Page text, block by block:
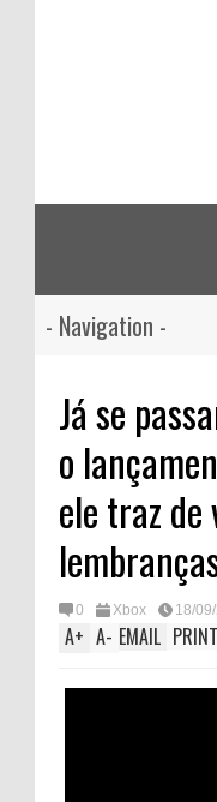
Já se
o
ele traz de
0 Xbox 18/
A+ A- EMAIL PRINT